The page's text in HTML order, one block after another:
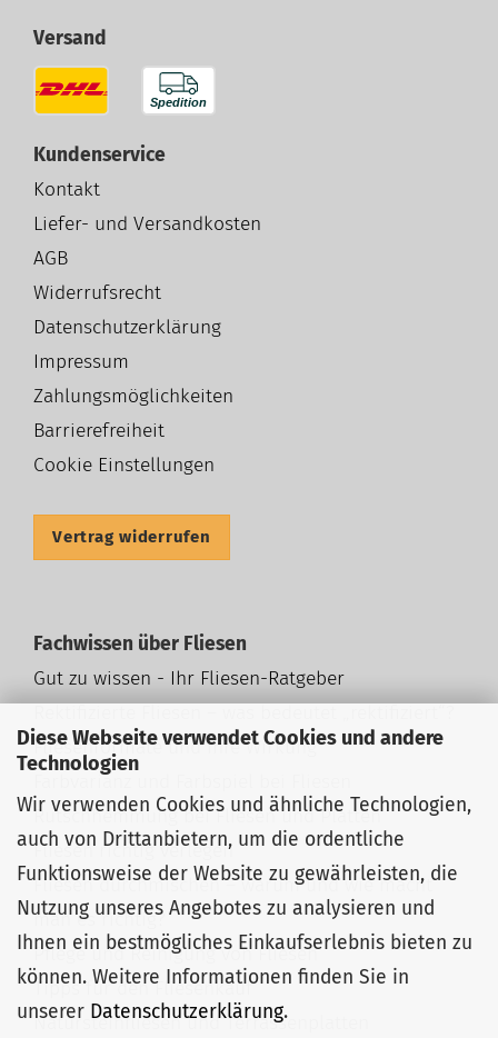
Diese Webseite verwendet Cookies und andere
Technologien
Wir verwenden Cookies und ähnliche Technologien,
auch von Drittanbietern, um die ordentliche
Funktionsweise der Website zu gewährleisten, die
Nutzung unseres Angebotes zu analysieren und
Ihnen ein bestmögliches Einkaufserlebnis bieten zu
können. Weitere Informationen finden Sie in
unserer Datenschutzerklärung.
Versand
Kundenservice
Kontakt
Liefer- und Versandkosten
AGB
Widerrufsrecht
Datenschutzerklärung
Impressum
Zahlungsmöglichkeiten
Barrierefreiheit
Cookie Einstellungen
Vertrag widerrufen
Fachwissen über Fliesen
Gut zu wissen - Ihr Fliesen-Ratgeber
Fliesenformate und ihre Wirkung
Farbvarianz und Farbspiel bei Fliesen
Rutschhemmung bei Fliesen und Platten
Fliesen richtig verlegen
Fliesen durchmischen – warum und wie macht
man es richtig?
Pflege und Reinigung von Fliesen
Tipps für den Fliesenkauf
Natursteinfliesen und Terrassenplatten